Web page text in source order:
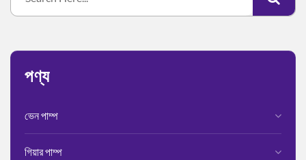
পণ্য
ভেন পাম্প
গিয়ার পাম্প